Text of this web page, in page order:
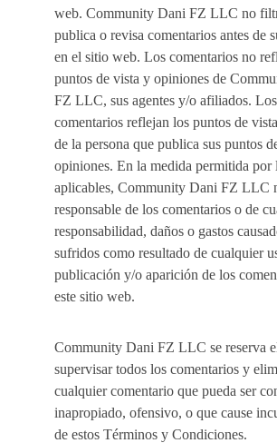
web. Community Dani FZ LLC no
publica o revisa comentarios antes de
en el sitio web. Los comentarios no
puntos de vista y opiniones de
FZ LLC, sus agentes y/o afiliados. Los
comentarios reflejan los puntos de
de la persona que publica sus puntos
opiniones. En la medida permitida por
aplicables, Community Dani FZ LLC
responsable de los comentarios o de
responsabilidad, daños o gastos
sufridos como resultado de cualquier
publicación y/o aparición de los
este sitio web.
Community Dani FZ LLC se reserva
supervisar todos los comentarios y
cualquier comentario que pueda ser
inapropiado, ofensivo, o que cause
de estos Términos y Condiciones.